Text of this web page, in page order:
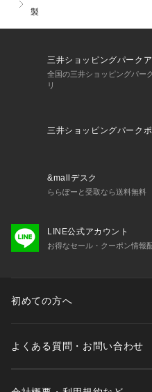
夫で水にも強く、長く愛用で
季節を問わず、デイリーに活
■ BLACK CREAM PLAID
ブラックとクリームのコント
落ち着いた色合いで上品な印
■ GOLD WHITE PLAID
よいアクセントを加えてくれま
軽やかで洗練された雰囲気が
やかに見せてくれます。
清潔感のあるカラーで、カジ
■ CREAM GREEN PLAID
製
三井ショッピングパークア
全国の三井ショッピングパー
リ
三井ショッピングパークポ
&mallデスク
ららぽーと受取なら送料無料
LINE公式アカウント
お得なセール・クーポン情報
初めての方へ
よくある質問・お問い合わせ